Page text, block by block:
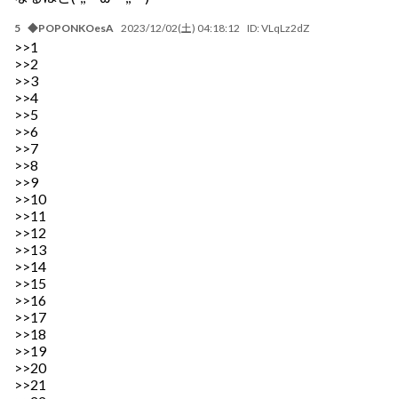
5 ◆POPONKOesA 2023/12/02(土) 04:18:12 ID:VLqLz2dZ
>>1
>>2
>>3
>>4
>>5
>>6
>>7
>>8
>>9
>>10
>>11
>>12
>>13
>>14
>>15
>>16
>>17
>>18
>>19
>>20
>>21